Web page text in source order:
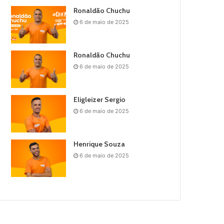
Ronaldão Chuchu
6 de maio de 2025
Ronaldão Chuchu
6 de maio de 2025
Eligleizer Sergio
6 de maio de 2025
Henrique Souza
6 de maio de 2025